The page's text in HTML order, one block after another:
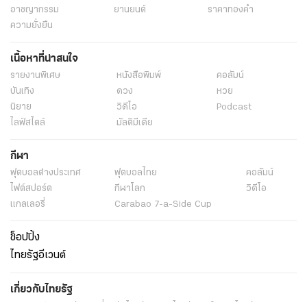
อาชญากรรม
ยานยนต์
ราคาทองคำ
ความยั่งยืน
เนื้อหาที่น่าสนใจ
รายงานพิเศษ หนังสือพิมพ์
คอลัมน์
บันเทิง
ดวง
หวย
นิยาย
วิดีโอ
Podcast
ไลฟ์สไตล์
มัลติมีเดีย
กีฬา
ฟุตบอลต่่างประเทศ ฟุตบอลไทย
คอลัมน์
ไฟต์สปอร์ต
กีฬาโลก
วิดีโอ
แกลเลอรี่
Carabao 7-a-Side Cup
ช็อปปิ้ง
ไทยรัฐอีเวนต์
เกี่ยวกับไทยรัฐ